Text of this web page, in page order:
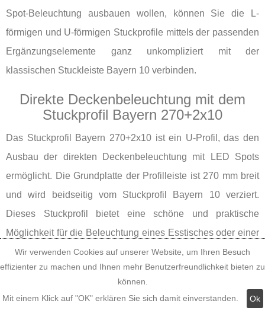
Spot-Beleuchtung ausbauen wollen, können Sie die L-
förmigen und U-förmigen Stuckprofile mittels der passenden
Ergänzungselemente ganz unkompliziert mit der
klassischen Stuckleiste Bayern 10 verbinden.
Direkte Deckenbeleuchtung mit dem
Stuckprofil Bayern 270+2x10
Das Stuckprofil Bayern 270+2x10 ist ein U-Profil, das den
Ausbau der direkten Deckenbeleuchtung mit LED Spots
ermöglicht. Die Grundplatte der Profilleiste ist 270 mm breit
und wird beidseitig vom Stuckprofil Bayern 10 verziert.
Dieses Stuckprofil bietet eine schöne und praktische
Möglichkeit für die Beleuchtung eines Esstisches oder einer
Frühstückstheke in der Küche. In dem folgenden Video
sehen Sie den Ausbau der Deckenbeleuchtung mit dem
Stuckprofil Trier 400+2x14 und LED Spots. Der Einbau des
Wir verwenden Cookies auf unserer Website, um Ihren Besuch
effizienter zu machen und Ihnen mehr Benutzerfreundlichkeit bieten zu
können.
Mit einem Klick auf "OK" erklären Sie sich damit einverstanden.
Ok